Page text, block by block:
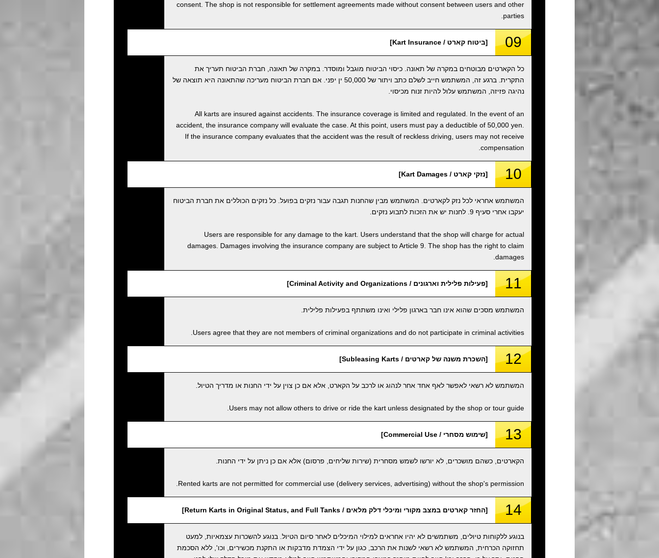
consent. The shop is not responsible for settlement agreements made without consent between users and other
parties.
09 [ביטוח קארט / Kart Insurance]
כל הקארטים מבוטחים במקרה של תאונה. כיסוי הביטוח מוגבל ומוסדר. במקרה של תאונה, חברת הביטוח תעריך את
התקרית. ברגע זה, המשתמש חייב לשלם כתב ויתור של 50,000 ין יפני. אם חברת הביטוח מעריכה שהתאונה היא תוצאה של
נהיגה פזיזה, המשתמש עלול להיות זנוח מכיסוי.
All karts are insured against accidents. The insurance coverage is limited and regulated. In the event of an
accident, the insurance company will evaluate the case. At this point, users must pay a deductible of 50,000 yen.
If the insurance company evaluates that the accident was the result of reckless driving, users may not receive
compensation.
10 [נזקי קארט / Kart Damages]
המשתמש אחראי לכל נזק לקארטים. המשתמש מבין שהחנות תגבה עבור נזקים בפועל. כל נזקים הכוללים את חברת הביטוח
יעקבו אחרי סעיף 9. לחנות יש את הזכות לתבוע נזקים.
Users are responsible for any damage to the kart. Users understand that the shop will charge for actual
damages. Damages involving the insurance company are subject to Article 9. The shop has the right to claim
damages.
11 [פעילות פלילית וארגונים / Criminal Activity and Organizations]
המשתמש מסכים שהוא אינו חבר בארגון פלילי ואינו משתתף בפעילות פלילית.
Users agree that they are not members of criminal organizations and do not participate in criminal activities.
12 [השכרת משנה של קארטים / Subleasing Karts]
המשתמש לא רשאי לאפשר לאף אחד אחר לנהוג או לרכב על הקארט, אלא אם כן צוין על ידי החנות או מדריך הטיול.
Users may not allow others to drive or ride the kart unless designated by the shop or tour guide.
13 [שימוש מסחרי / Commercial Use]
הקארטים, כשהם מושכרים, לא יורשו לשמש מסחרית (שירות שליחים, פרסום) אלא אם כן ניתן על ידי החנות.
Rented karts are not permitted for commercial use (delivery services, advertising) without the shop's permission.
14 [החזר קארטים במצב מקורי ומיכלי דלק מלאים / Return Karts in Original Status, and Full Tanks]
בנוגע ללקוחות טיולים, משתמשים לא יהיו אחראים למילוי המיכלים לאחר סיום הטיול. בנוגע להשכרות עצמאיות, למעט
תחזוקה הכרחית, המשתמש לא רשאי לשנות את הרכב, כגון על ידי הצמדת מדבקות או התקנת מכשירים, וכו', ללא הסכמת